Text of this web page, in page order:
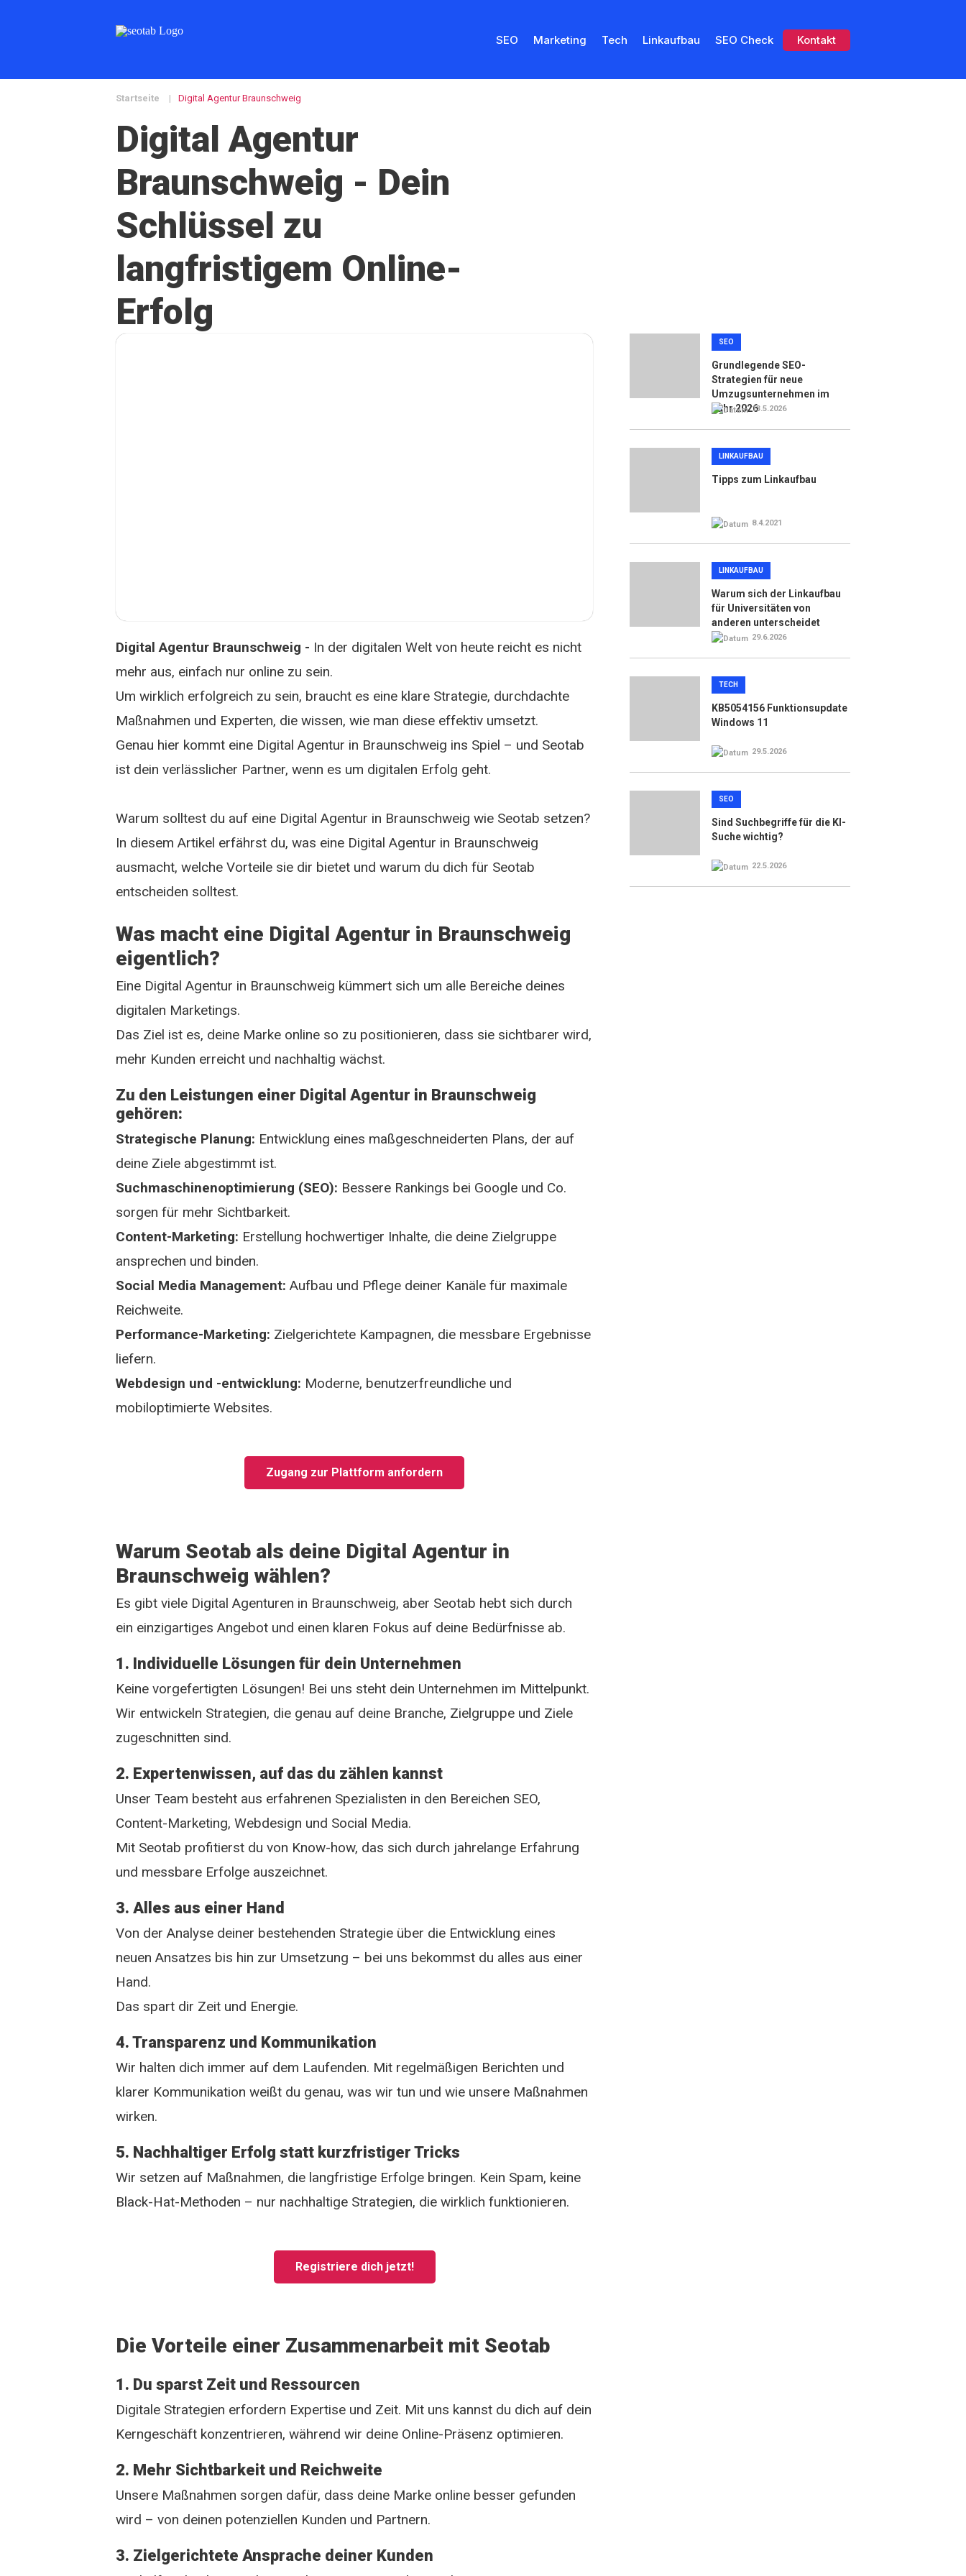
SEO Marketing Tech Linkaufbau SEO Check Kontakt
Startseite | Digital Agentur Braunschweig
Digital Agentur
Braunschweig - Dein
Schlüssel zu
langfristigem Online-
Erfolg
Digital Agentur Braunschweig - In der digitalen Welt von heute reicht es nicht
mehr aus, einfach nur online zu sein.
Um wirklich erfolgreich zu sein, braucht es eine klare Strategie, durchdachte
Maßnahmen und Experten, die wissen, wie man diese effektiv umsetzt.
Genau hier kommt eine Digital Agentur in Braunschweig ins Spiel – und Seotab
ist dein verlässlicher Partner, wenn es um digitalen Erfolg geht.
Warum solltest du auf eine Digital Agentur in Braunschweig wie Seotab setzen?
In diesem Artikel erfährst du, was eine Digital Agentur in Braunschweig
ausmacht, welche Vorteile sie dir bietet und warum du dich für Seotab
entscheiden solltest.
Was macht eine Digital Agentur in Braunschweig
eigentlich?
Eine Digital Agentur in Braunschweig kümmert sich um alle Bereiche deines
digitalen Marketings.
Das Ziel ist es, deine Marke online so zu positionieren, dass sie sichtbarer wird,
mehr Kunden erreicht und nachhaltig wächst.
Zu den Leistungen einer Digital Agentur in Braunschweig
gehören:
Strategische Planung: Entwicklung eines maßgeschneiderten Plans, der auf
deine Ziele abgestimmt ist.
Suchmaschinenoptimierung (SEO): Bessere Rankings bei Google und Co.
sorgen für mehr Sichtbarkeit.
Content-Marketing: Erstellung hochwertiger Inhalte, die deine Zielgruppe
ansprechen und binden.
Social Media Management: Aufbau und Pflege deiner Kanäle für maximale
Reichweite.
Performance-Marketing: Zielgerichtete Kampagnen, die messbare Ergebnisse
liefern.
Webdesign und -entwicklung: Moderne, benutzerfreundliche und
mobiloptimierte Websites.
Zugang zur Plattform anfordern
Warum Seotab als deine Digital Agentur in
Braunschweig wählen?
Es gibt viele Digital Agenturen in Braunschweig, aber Seotab hebt sich durch
ein einzigartiges Angebot und einen klaren Fokus auf deine Bedürfnisse ab.
1. Individuelle Lösungen für dein Unternehmen
Keine vorgefertigten Lösungen! Bei uns steht dein Unternehmen im Mittelpunkt.
Wir entwickeln Strategien, die genau auf deine Branche, Zielgruppe und Ziele
zugeschnitten sind.
2. Expertenwissen, auf das du zählen kannst
Unser Team besteht aus erfahrenen Spezialisten in den Bereichen SEO,
Content-Marketing, Webdesign und Social Media.
Mit Seotab profitierst du von Know-how, das sich durch jahrelange Erfahrung
und messbare Erfolge auszeichnet.
3. Alles aus einer Hand
Von der Analyse deiner bestehenden Strategie über die Entwicklung eines
neuen Ansatzes bis hin zur Umsetzung – bei uns bekommst du alles aus einer
Hand.
Das spart dir Zeit und Energie.
4. Transparenz und Kommunikation
Wir halten dich immer auf dem Laufenden. Mit regelmäßigen Berichten und
klarer Kommunikation weißt du genau, was wir tun und wie unsere Maßnahmen
wirken.
5. Nachhaltiger Erfolg statt kurzfristiger Tricks
Wir setzen auf Maßnahmen, die langfristige Erfolge bringen. Kein Spam, keine
Black-Hat-Methoden – nur nachhaltige Strategien, die wirklich funktionieren.
Registriere dich jetzt!
Die Vorteile einer Zusammenarbeit mit Seotab
1. Du sparst Zeit und Ressourcen
Digitale Strategien erfordern Expertise und Zeit. Mit uns kannst du dich auf dein
Kerngeschäft konzentrieren, während wir deine Online-Präsenz optimieren.
2. Mehr Sichtbarkeit und Reichweite
Unsere Maßnahmen sorgen dafür, dass deine Marke online besser gefunden
wird – von deinen potenziellen Kunden und Partnern.
3. Zielgerichtete Ansprache deiner Kunden
SEO
Grundlegende SEO-
Strategien für neue
Umzugsunternehmen im
Jahr 202613.5.2026
LINKAUFBAU
Tipps zum Linkaufbau
8.4.2021
LINKAUFBAU
Warum sich der Linkaufbau
für Universitäten von
anderen unterscheidet
29.6.2026
TECH
KB5054156 Funktionsupdate
Windows 11
29.5.2026
SEO
Sind Suchbegriffe für die KI-
Suche wichtig?
22.5.2026